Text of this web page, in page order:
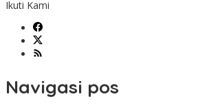
Ikuti Kami
Navigasi pos